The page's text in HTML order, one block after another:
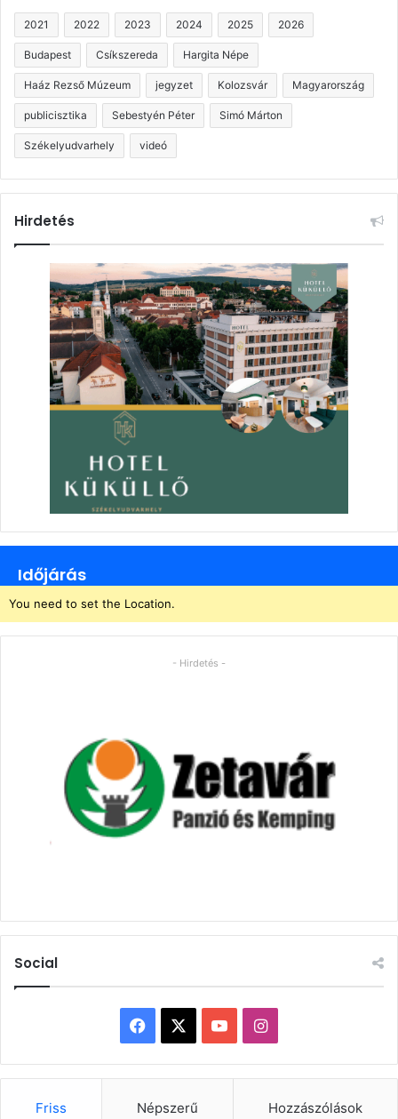
2021 2022 2023 2024 2025 2026
Budapest Csíkszereda Hargita Népe
Haáz Rezső Múzeum jegyzet Kolozsvár Magyarország
publicisztika Sebestyén Péter Simó Márton
Székelyudvarhely videó
Hirdetés
Időjárás
You need to set the Location.
- Hirdetés -
Social
Facebook YouTubeInstagram
Friss Népszerű Hozzászólások